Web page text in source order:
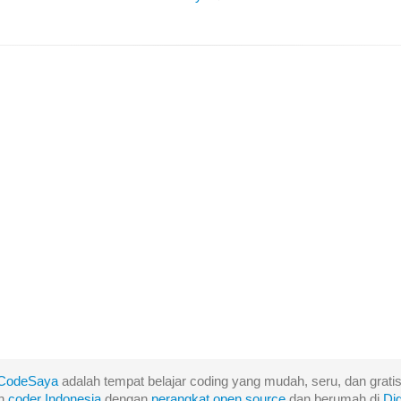
adalah tempat belajar coding yang mudah, seru, dan